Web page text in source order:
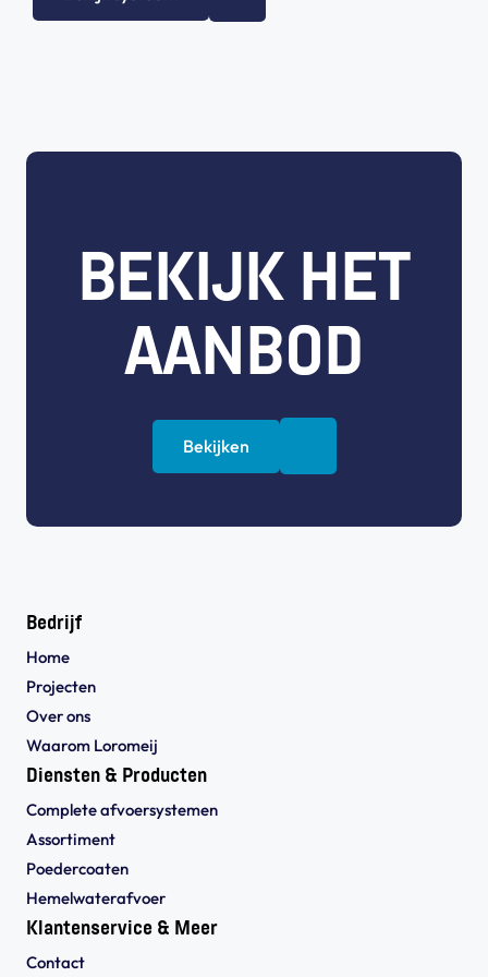
BEKIJK HET
AANBOD
Bekijken
Bedrijf
Home
Projecten
Over ons
Waarom Loromeij
Diensten & Producten
Complete afvoersystemen
Assortiment
Poedercoaten
Hemelwaterafvoer
Klantenservice & Meer
Contact